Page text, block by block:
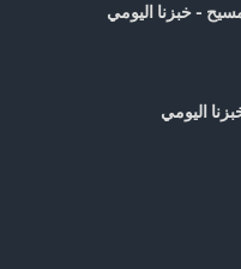
- خبزنا اليومي
اليومي